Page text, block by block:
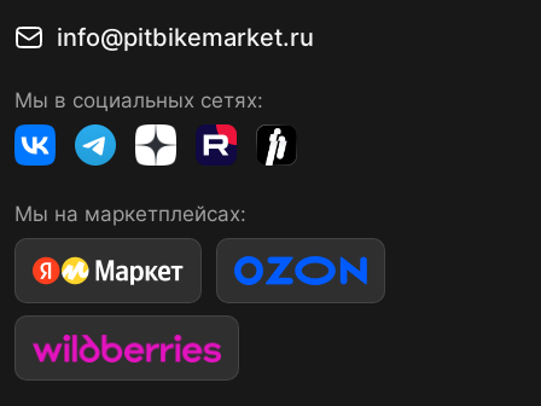
info@pitbikemarket.ru
Мы в социальных сетях:
Мы на маркетплейсах: